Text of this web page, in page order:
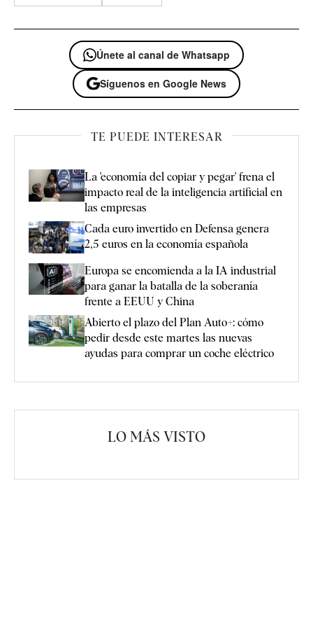
Únete al canal de Whatsapp
Síguenos en Google News
TE PUEDE INTERESAR
La 'economía del copiar y pegar' frena el
impacto real de la inteligencia artificial en
las empresas
Cada euro invertido en Defensa genera
2,5 euros en la economía española
Europa se encomienda a la IA industrial
para ganar la batalla de la soberanía
frente a EEUU y China
Abierto el plazo del Plan Auto+: cómo
pedir desde este martes las nuevas
ayudas para comprar un coche eléctrico
LO MÁS VISTO